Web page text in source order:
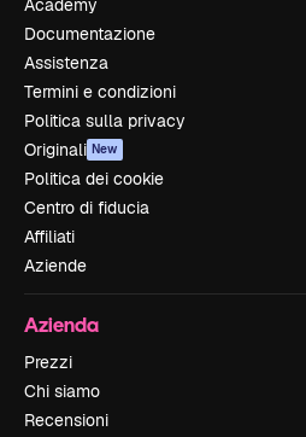
Academy
Documentazione
Assistenza
Termini e condizioni
Politica sulla privacy
Originali New
Politica dei cookie
Centro di fiducia
Affiliati
Aziende
Azienda
Prezzi
Chi siamo
Recensioni